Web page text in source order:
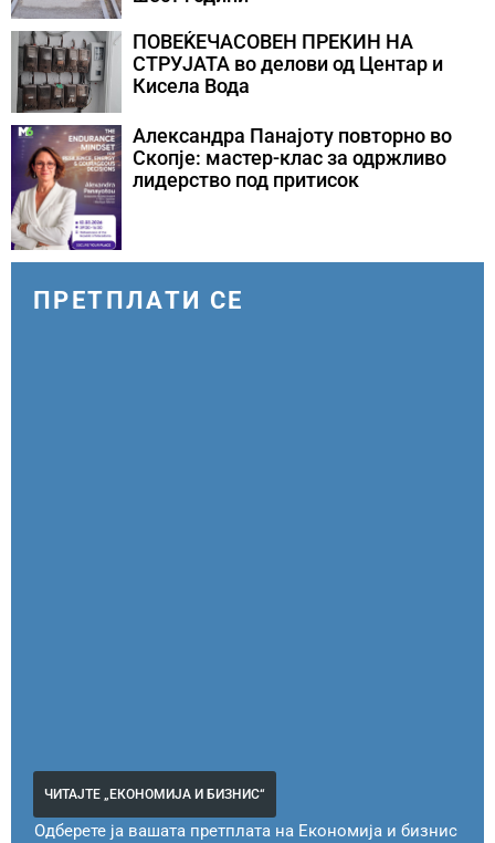
ПОВЕЌЕЧАСОВЕН ПРЕКИН НА
СТРУЈАТА во делови од Центар и
Кисела Вода
Александра Панајоту повторно во
Скопје: мастер-клас за одржливо
лидерство под притисок
ПРЕТПЛАТИ СЕ
ЧИТАЈТЕ „ЕКОНОМИЈА И БИЗНИС“
Одберете ја вашата претплата на Економија и бизнис